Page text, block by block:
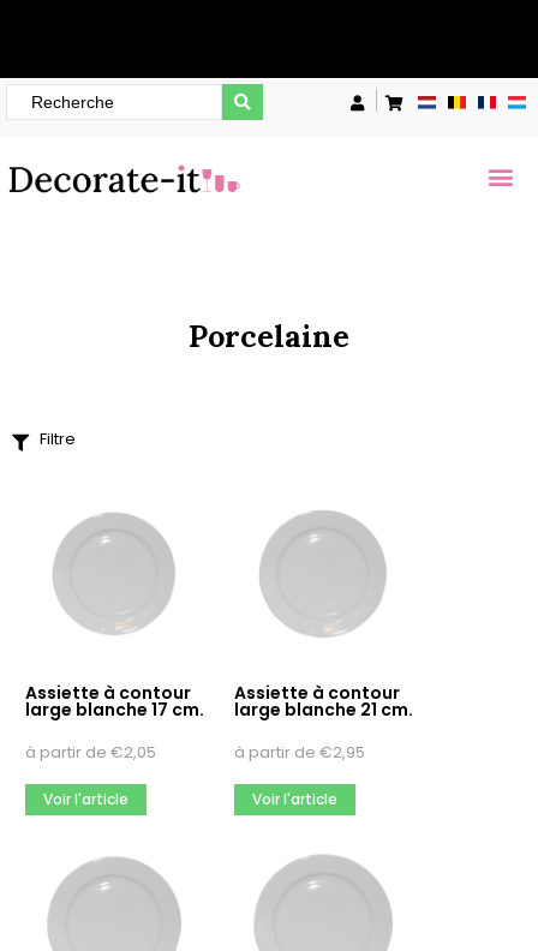
Porcelaine
Filtre
Assiette à contour
large blanche 17 cm.
à partir de €2,05
Voir l'article
Assiette à contour
large blanche 21 cm.
à partir de€2,95
Voir l'article
Prix
Diamètre de l’article
Hauteur de l’article
100
110
Couleur de l’article
argent mat, 18/10
beige
Longueur de l'article